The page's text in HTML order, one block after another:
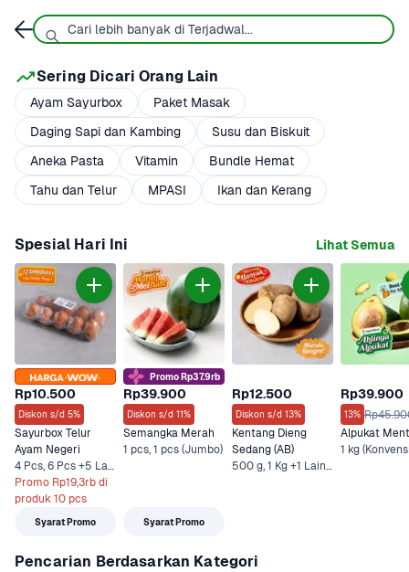
Sering Dicari Orang Lain
Ayam Sayurbox
Paket Masak
Daging Sapi dan Kambing
Susu dan Biskuit
Aneka Pasta
Vitamin
Bundle Hemat
Tahu dan Telur
MPASI Ikan dan Kerang
Spesial Hari Ini Lihat Semua
Rp10.500
Diskon s/d 5%
Sayurbox Telur
Ayam Negeri
4 Pcs, 6 Pcs +5 Lainnya
Promo Rp19,3rb di
produk 10 pcs
Syarat Promo
Promo Rp37.9rb
Rp39.900
Diskon s/d 11%
Semangka Merah
1 pcs, 1 pcs (Jumbo)
Syarat Promo
Rp12.500
Diskon s/d 13%
Kentang Dieng
Sedang (AB)
500 g, 1 Kg +1 Lainnya
Rp39.900
13%
Alpukat
1 kg
Pencarian Berdasarkan Kategori